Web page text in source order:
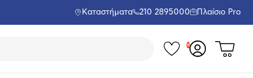
Καταστήματα 210 2895000 Πλαίσιο Pro
Τα
Δες